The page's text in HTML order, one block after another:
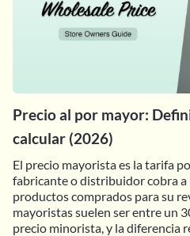
Precio al por mayor:
calcular (2026)
El precio mayorista es la tarifa
fabricante o distribuidor cobra
productos comprados para su
mayoristas suelen ser entre un
precio minorista, y la diferencia